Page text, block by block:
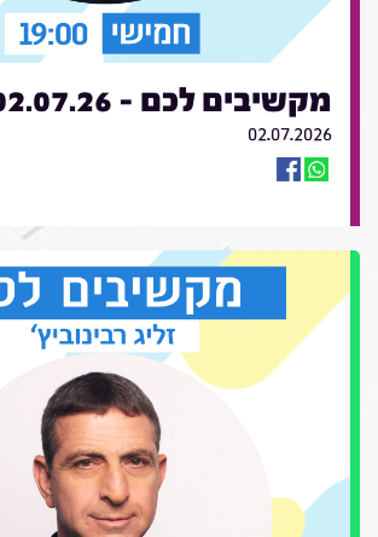
מקשיבים לכם - 02.07.26
02.07.2026